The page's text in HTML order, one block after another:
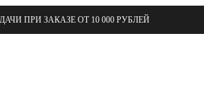
ПРИ ЗАКАЗЕ ОТ 10 000 РУБЛЕЙ